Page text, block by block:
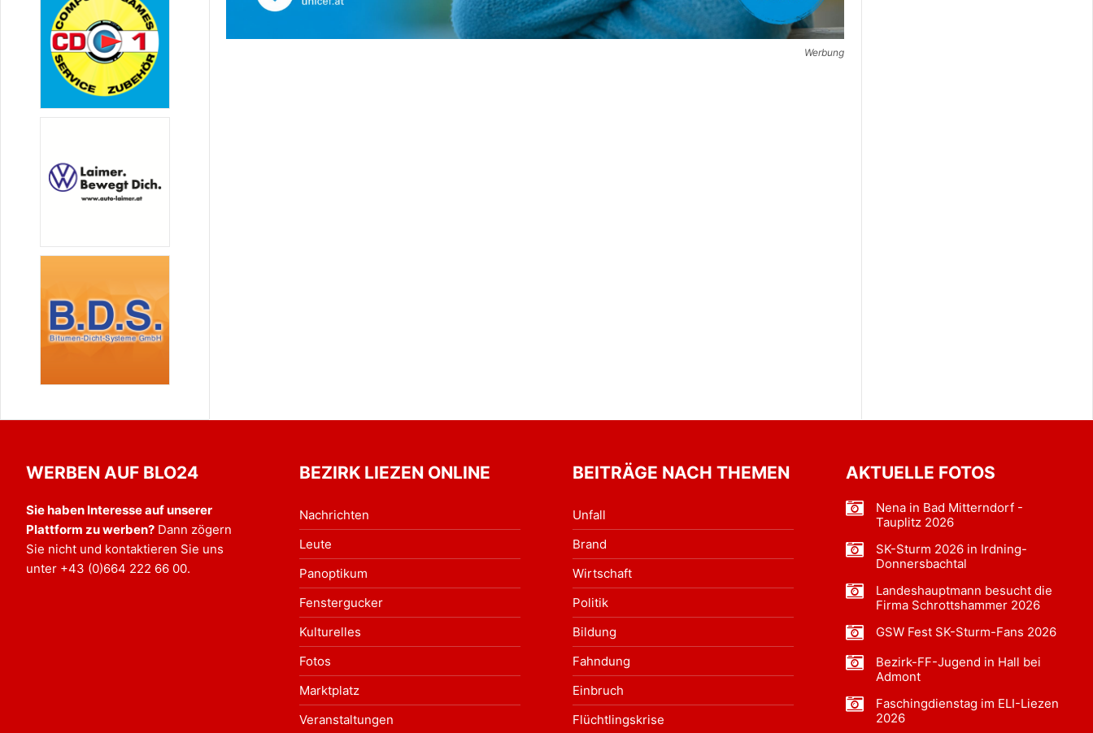
Werbung
WERBEN AUF BLO24
Sie haben Interesse auf unserer
Plattform zu werben? Dann zögern
Sie nicht und kontaktieren Sie uns
unter +43 (0)664 222 66 00.
BEZIRK LIEZEN ONLINE
Nachrichten
Leute
Panoptikum
Fenstergucker
Kulturelles
Fotos
Marktplatz
Veranstaltungen
BEITRÄGE NACH THEMEN
Unfall
Brand
Wirtschaft
Politik
Bildung
Fahndung
Einbruch
Flüchtlingskrise
AKTUELLE FOTOS
Nena in Bad Mitterndorf -
Tauplitz 2026
SK-Sturm 2026 in Irdning-
Donnersbachtal
Landeshauptmann besucht die
Firma Schrottshammer 2026
GSW Fest SK-Sturm-Fans 2026
Bezirk-FF-Jugend in Hall bei
Admont
Faschingdienstag im ELI-Liezen
2026